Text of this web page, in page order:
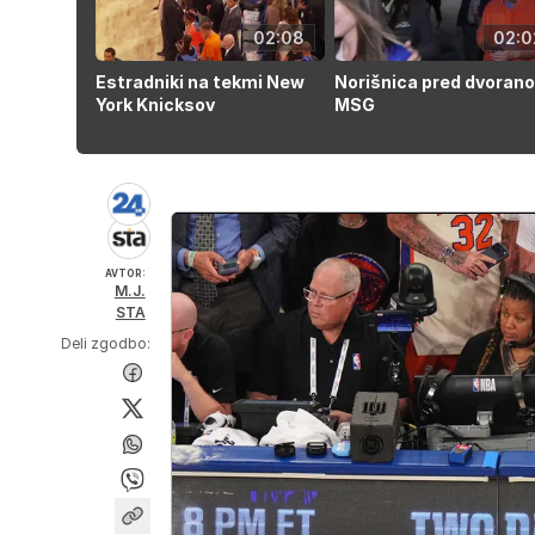
02:08
Estradniki na tekmi New
York Knicksov
Norišnica pred dvorano
MSG
AVTOR:
M.J.
STA
Deli zgodbo: